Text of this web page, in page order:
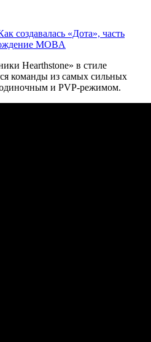
создавалась «Дота», часть
MOBA
Hearthstone» в стиле
команды из самых сильных
одиночным и PVP-режимом.